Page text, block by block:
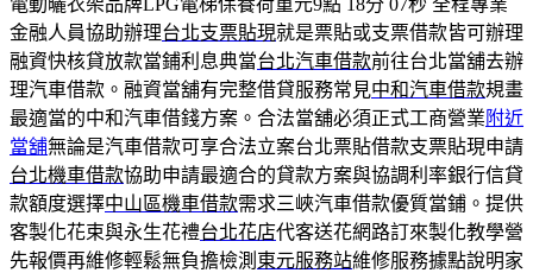
電動曬衣架品牌LPG電梯保養荷重元9點 18分 07秒 全程專業
金融人員協助辦理台北支票貼現就是票貼或支票借款皆可辦理
融資快核貸放款當鋪利息典當台北汽車借款前往台北當舖去辦
理汽車借款。融資當舖有完整借貸服務常見中和汽車借款規畫
最適當的中和汽車借錢方案。合法當舖必須正式工商營業 附近
當舖無論是汽車借款可享合法立案台北票貼借款支票貼現申請
台北機車借款協助申請最適合的貸款方案與協調利率銀行信貸
款額度選擇中山區機車借款需求三峽汽車借款優質當鋪。提供
客製化花束與永生花禮台北花店代客送花網路訂來製化教學營
先報價再維修輕鬆無負擔檢測 東元服務站維修服務據點說明家